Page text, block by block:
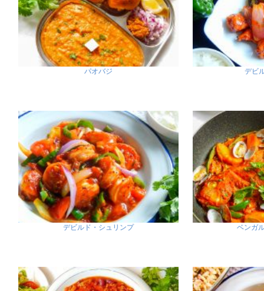
パオバジ デビ
デビルド・シュリンプ ベンガ